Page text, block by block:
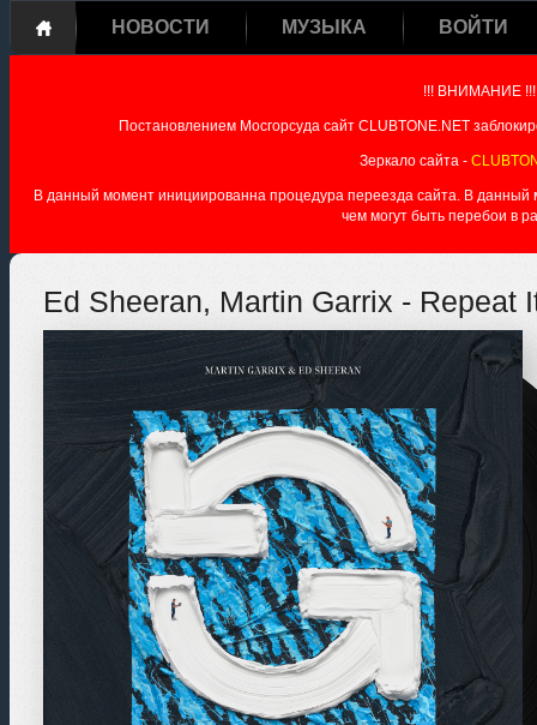
НОВОСТИ МУЗЫКА ВОЙТИ
!!! ВНИМАНИЕ !!!
Постановлением Мосгорсуда сайт CLUBTONE.NET
Зеркало сайта -
В данный момент инициированна процедура переезда сайта. В данный
чем могут быть перебои в
Ed Sheeran, Martin Garrix - Repeat